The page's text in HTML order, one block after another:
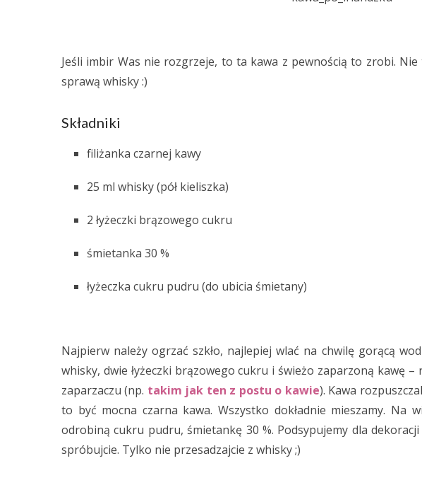
Jeśli imbir Was nie rozgrzeje, to ta kawa z pewnością to zrobi.
sprawą whisky :)
Składniki
filiżanka czarnej kawy
25 ml whisky (pół kieliszka)
2 łyżeczki brązowego cukru
śmietanka 30 %
łyżeczka cukru pudru (do ubicia śmietany)
Najpierw należy ogrzać szkło, najlepiej wlać na chwilę gorącą
whisky, dwie łyżeczki brązowego cukru i świeżo zaparzoną kawę
zaparzaczu (np. takim jak ten z postu o kawie). Kawa
to być mocna czarna kawa. Wszystko dokładnie mieszamy. Na
odrobiną cukru pudru, śmietankę 30 %. Podsypujemy dla
spróbujcie. Tylko nie przesadzajcie z whisky ;)